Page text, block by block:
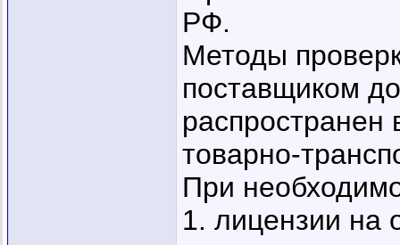
РФ.
Методы
поставщиком
распространен
товарно-
При
1. лицензии на